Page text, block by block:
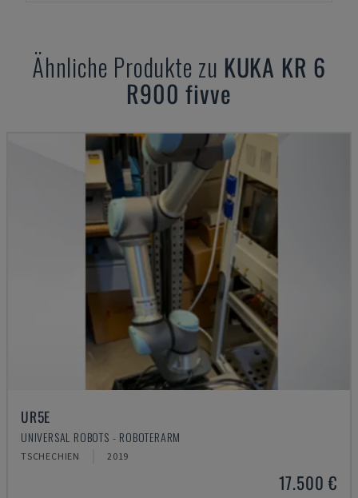
Ähnliche Produkte zu KUKA KR 6
R900 fivve
UR5E
UNIVERSAL ROBOTS - ROBOTERARM
TSCHECHIEN 2019
17.500 €